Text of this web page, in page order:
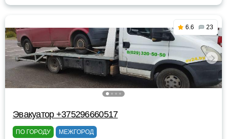
6.6 23
Эвакуатор +375296660517
ПО ГОРОДУ МЕЖГОРОД